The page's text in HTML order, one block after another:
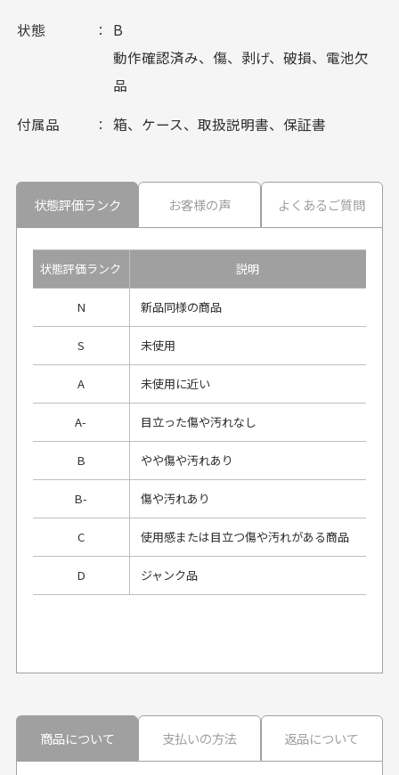
状態
B
動作確認済み、傷、剥げ、破損、電池欠
品
付属品 箱、ケース、取扱説明書、保証書
状態評価ランク お客様の声 よくあるご質問
状態評価ランク 説明
N 新品同様の商品
S 未使用
A 未使用に近い
A- 目立った傷や汚れなし
B やや傷や汚れあり
B- 傷や汚れあり
C 使用感または目立つ傷や汚れがある商品
D ジャンク品
30代男性 30代男性
商品について 支払いの方法 返品について